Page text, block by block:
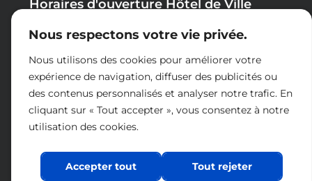
Nous respectons votre vie privée.
Nous utilisons des cookies pour améliorer votre
expérience de navigation, diffuser des publicités ou
des contenus personnalisés et analyser notre trafic. En
cliquant sur « Tout accepter », vous consentez à notre
utilisation des cookies.
Tout rejeter
Accepter tout
Horaires d'ouverture Hôtel de Ville
Lundi, Mercredi, Jeudi, Vendredi :
08h30 -> 12h00
13h30 -> 17h30
Mardi :
8h30 -> 12h00
14h30 -> 17h30
Samedi :
09h00 -> 12h00
Charte réseaux sociaux